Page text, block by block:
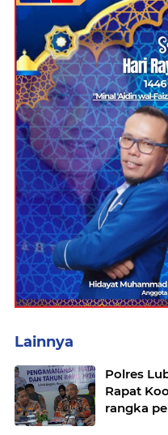
Lainnya
Polres
Rapat
rangka